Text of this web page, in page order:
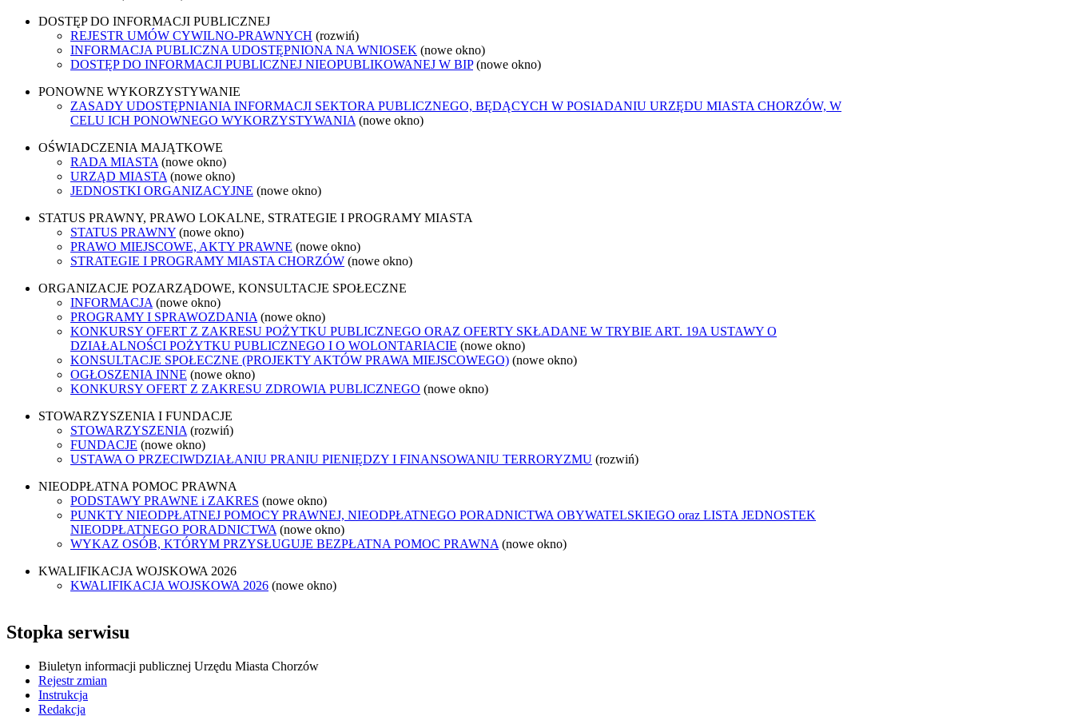
DOSTĘP DO INFORMACJI PUBLICZNEJ
REJESTR UMÓW CYWILNO-PRAWNYCH (rozwiń)
INFORMACJA PUBLICZNA UDOSTĘPNIONA NA WNIOSEK (nowe okno)
DOSTĘP DO INFORMACJI PUBLICZNEJ NIEOPUBLIKOWANEJ W BIP (nowe okno)
PONOWNE WYKORZYSTYWANIE
ZASADY UDOSTĘPNIANIA INFORMACJI SEKTORA PUBLICZNEGO, BĘDĄCYCH W POSIADANIU URZĘDU MIASTA CHORZÓW, W
CELU ICH PONOWNEGO WYKORZYSTYWANIA (nowe okno)
OŚWIADCZENIA MAJĄTKOWE
RADA MIASTA (nowe okno)
URZĄD MIASTA (nowe okno)
JEDNOSTKI ORGANIZACYJNE (nowe okno)
STATUS PRAWNY, PRAWO LOKALNE, STRATEGIE I PROGRAMY MIASTA
STATUS PRAWNY (nowe okno)
PRAWO MIEJSCOWE, AKTY PRAWNE (nowe okno)
STRATEGIE I PROGRAMY MIASTA CHORZÓW (nowe okno)
ORGANIZACJE POZARZĄDOWE, KONSULTACJE SPOŁECZNE
INFORMACJA (nowe okno)
PROGRAMY I SPRAWOZDANIA (nowe okno)
KONKURSY OFERT Z ZAKRESU POŻYTKU PUBLICZNEGO ORAZ OFERTY SKŁADANE W TRYBIE ART. 19A USTAWY O
DZIAŁALNOŚCI POŻYTKU PUBLICZNEGO I O WOLONTARIACIE (nowe okno)
KONSULTACJE SPOŁECZNE (PROJEKTY AKTÓW PRAWA MIEJSCOWEGO) (nowe okno)
OGŁOSZENIA INNE (nowe okno)
KONKURSY OFERT Z ZAKRESU ZDROWIA PUBLICZNEGO (nowe okno)
STOWARZYSZENIA I FUNDACJE
STOWARZYSZENIA (rozwiń)
FUNDACJE (nowe okno)
USTAWA O PRZECIWDZIAŁANIU PRANIU PIENIĘDZY I FINANSOWANIU TERRORYZMU (rozwiń)
NIEODPŁATNA POMOC PRAWNA
PODSTAWY PRAWNE i ZAKRES (nowe okno)
PUNKTY NIEODPŁATNEJ POMOCY PRAWNEJ, NIEODPŁATNEGO PORADNICTWA OBYWATELSKIEGO oraz LISTA JEDNOSTEK
NIEODPŁATNEGO PORADNICTWA (nowe okno)
WYKAZ OSÓB, KTÓRYM PRZYSŁUGUJE BEZPŁATNA POMOC PRAWNA (nowe okno)
KWALIFIKACJA WOJSKOWA 2026
KWALIFIKACJA WOJSKOWA 2026 (nowe okno)
Stopka serwisu
Biuletyn informacji publicznej Urzędu Miasta Chorzów
Rejestr zmian
Instrukcja
Redakcja